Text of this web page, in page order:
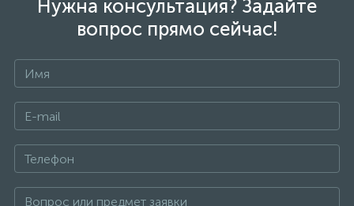
Нужна консультация? Задайте
вопрос прямо сейчас!